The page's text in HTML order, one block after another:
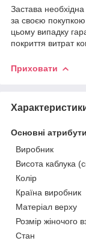
Застава
за своєю
цьому випадку
покриття витрат
Приховати
Основні атрибути
Виробник
Висота каблука
Колір
Країна виробник
Матеріал верху
Розмір жіночого
Стан